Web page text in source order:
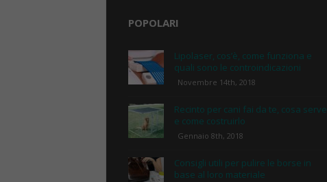
POPOLARI
Lipolaser, cos’è, come funziona e
quali sono le controindicazioni
Novembre 14th, 2018
Recinto per cani fai da te, cosa serve
e come costruirlo
Gennaio 8th, 2018
Consigli utili per pulire le borse in
base al loro materiale